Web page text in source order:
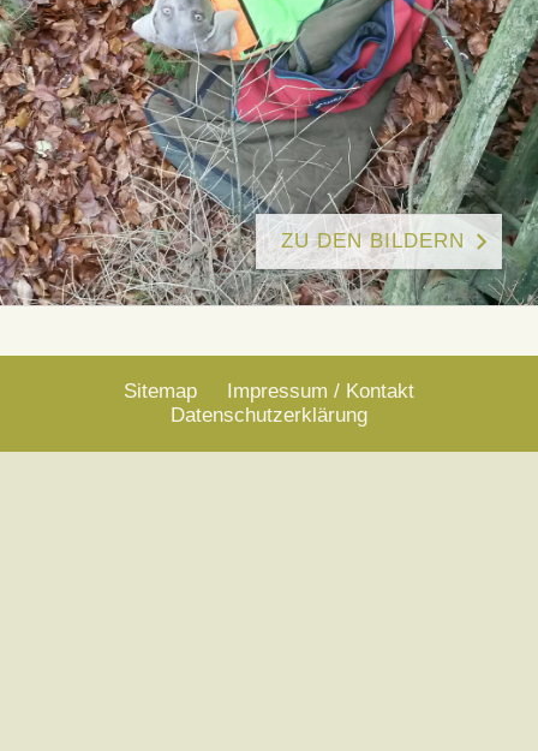
ZU DEN BILDERN
Sitemap
Impressum / Kontakt
Datenschutzerklärung